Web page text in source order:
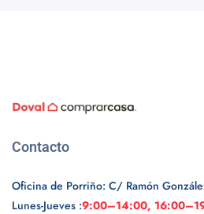
Contacto
Oficina de Porriño: C/ Ramón
Lunes-Jueves :9:00–14:00,